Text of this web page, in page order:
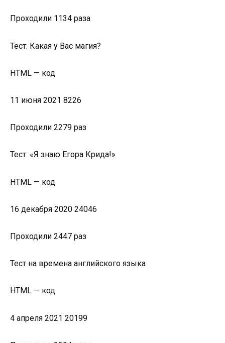
Проходили 1134 раза
Тест: Какая у Вас магия?
HTML — код
11 июня 2021 8226
Проходили 2279 раз
Тест: «Я знаю Егора Крида!»
HTML — код
16 декабря 2020 24046
Проходили 2447 раз
Тест на времена английского языка
HTML — код
4 апреля 2021 20199